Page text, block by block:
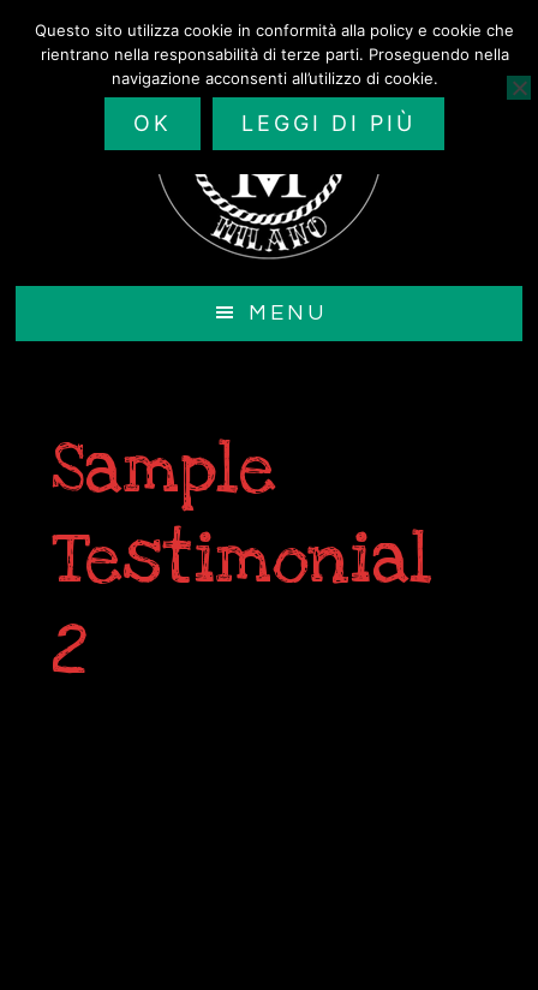
MENU
Sample
Testimonial
2
Questo sito utilizza cookie in conformità alla policy e cookie che
rientrano nella responsabilità di terze parti. Proseguendo nella
navigazione acconsenti all’utilizzo di cookie.
OK LEGGI DI PIÙ